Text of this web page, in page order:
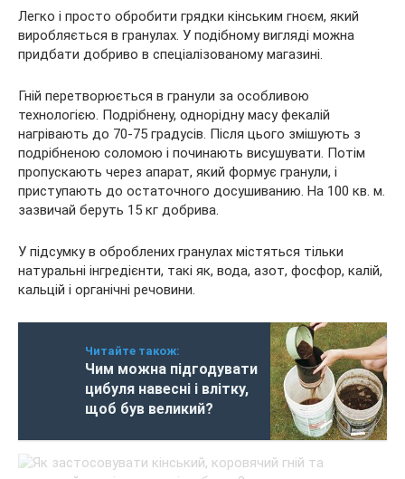
Легко і просто обробити грядки кінським гноєм, який
виробляється в гранулах. У подібному вигляді можна
придбати добриво в спеціалізованому магазині.
Гній перетворюється в гранули за особливою
технологією. Подрібнену, однорідну масу фекалій
нагрівають до 70-75 градусів. Після цього змішують з
подрібненою соломою і починають висушувати. Потім
пропускають через апарат, який формує гранули, і
приступають до остаточного досушиванию. На 100 кв. м.
зазвичай беруть 15 кг добрива.
У підсумку в оброблених гранулах містяться тільки
натуральні інгредієнти, такі як, вода, азот, фосфор, калій,
кальцій і органічні речовини.
Читайте також:
Чим можна підгодувати
цибуля навесні і влітку,
щоб був великий?